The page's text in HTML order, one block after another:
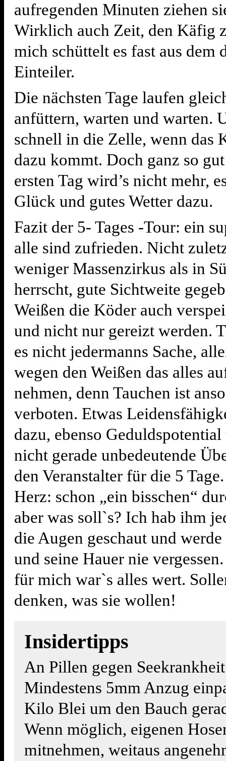
aufregenden Minuten ziehen
Wirklich auch Zeit, den Käfig
mich schüttelt es fast aus dem
Einteiler.
Die nächsten Tage laufen
anfüttern, warten und warten.
schnell in die Zelle, wenn das
dazu kommt. Doch ganz so
ersten Tag wird’s nicht mehr,
Glück und gutes Wetter dazu.
Fazit der 5- Tages -Tour: ein
alle sind zufrieden. Nicht
weniger Massenzirkus als in
herrscht, gute Sichtweite
Weißen die Köder auch
und nicht nur gereizt werden.
es nicht jedermanns Sache,
wegen den Weißen das alles
nehmen, denn Tauchen ist
verboten. Etwas
dazu, ebenso
nicht gerade unbedeutende
den Veranstalter für die 5
Herz: schon „ein bisschen“
aber was soll`s? Ich hab ihm
die Augen geschaut und
und seine Hauer nie
für mich war`s alles wert.
denken, was sie wollen!
Insidertipps
An Pillen gegen
Mindestens 5mm Anzug
Kilo Blei um den Bauch
Wenn möglich, eigenen
mitnehmen, weitaus